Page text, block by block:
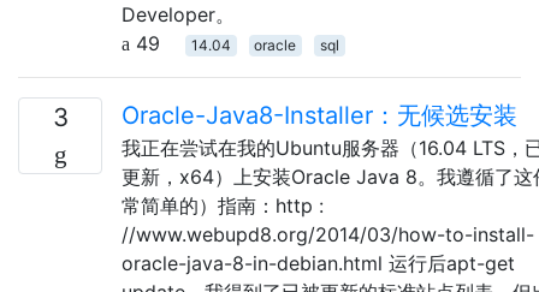
Developer。
49
14.04 oracle sql
3 Oracle-Java8-Installer：无候选安装
我正在尝试在我的Ubuntu服务器（16.04 LTS，
更新，x64）上安装Oracle Java 8。我遵循了这
常简单的）指南：http :
//www.webupd8.org/2014/03/how-to-install-
oracle-java-8-in-debian.html 运行后apt-get